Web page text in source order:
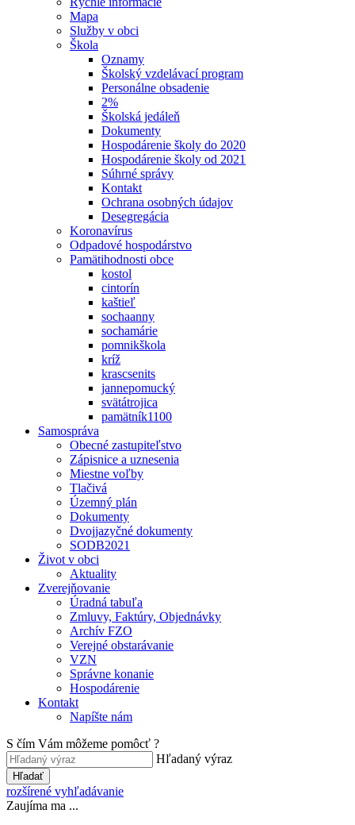
Mapa
Služby v obci
Škola
Oznamy
Školský vzdelávací program
Personálne obsadenie
2%
Školská jedáleň
Dokumenty
Hospodárenie školy do 2020
Hospodárenie školy od 2021
Súhrné správy
Kontakt
Ochrana osobných údajov
Desegregácia
Koronavírus
Odpadové hospodárstvo
Pamätihodnosti obce
kostol
cintorín
kaštieľ
sochaanny
sochamárie
pomnikškola
kríž
krascsenits
jannepomucký
svätátrojica
pamätník1100
Samospráva
Obecné zastupiteľstvo
Zápisnice a uznesenia
Miestne voľby
Tlačivá
Územný plán
Dokumenty
Dvojjazyčné dokumenty
SODB2021
Život v obci
Aktuality
Zverejňovanie
Úradná tabuľa
Zmluvy, Faktúry, Objednávky
Archív FZO
Verejné obstarávanie
VZN
Správne konanie
Hospodárenie
Kontakt
Napíšte nám
S čím Vám môžeme pomôcť ?
Hľadaný výraz
Hľadať
rozšírené vyhľadávanie
Zaujíma ma ...